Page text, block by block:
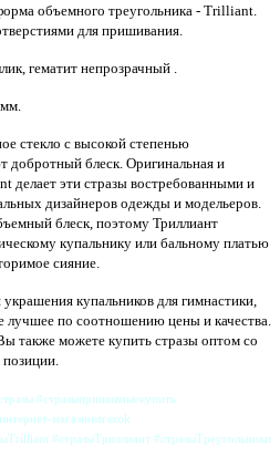
объемного треугольника - Trilliant.
для пришивания.
гематит непрозрачный .
стекло с высокой степенью
добротный блеск. Оригинальная и
делает эти стразы востребованными и
дизайнеров одежды и модельеров.
блеск, поэтому Триллиант
купальнику или бальному платью
сияние.
купальников для гимнастики,
лучшее по соотношению цены и качества
также можете купить стразы оптом со
#стразыпришивныекупить
магазинstrazok
#стразыТриллиант #стразыТреугольники